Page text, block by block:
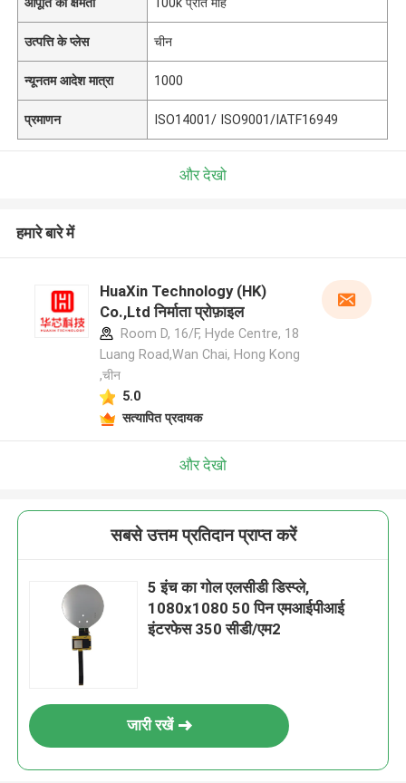
उत्पत्ति के प्लेस चीन
न्यूनतम आदेश मात्रा 1000
प्रमाणन ISO14001/ ISO9001/IATF16949
और देखो
हमारे बारे में
HuaXin Technology (HK)
Co.,Ltd निर्माता प्रोफ़ाइल
Room D, 16/F, Hyde Centre, 18
Luang Road,Wan Chai, Hong Kong
,चीन
5.0
सत्यापित प्रदायक
और देखो
सबसे उत्तम प्रतिदान प्राप्त करें
5 इंच का गोल एलसीडी डिस्प्ले,
1080x1080 50 पिन एमआईपीआई
इंटरफेस 350 सीडी/एम2
जारी रखें